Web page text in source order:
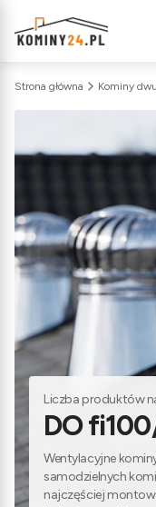
Strona główna Kominy
Liczba produktów
DO
Wentylacyjne
samodzielnych
najczęściej